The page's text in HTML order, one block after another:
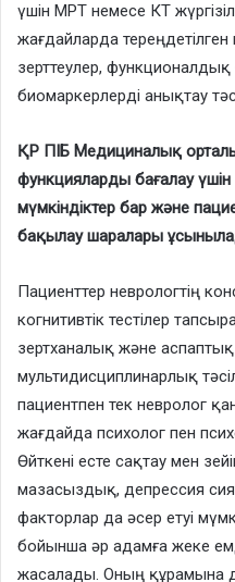
үшін МРТ немесе КТ
жағдайларда
зерттеулер, функционалдық
биомаркерлерді анықтау
ҚР ПІБ Медициналық
функцияларды бағалау
мүмкіндіктер бар және
бақылау шаралары
Пациенттер неврологтің
когнитивтік тестілер
зертханалық және аспаптық
мультидисциплинарлық
пациентпен тек невролог
жағдайда психолог пен
Өйткені есте сақтау мен
мазасыздық, депрессия
факторлар да әсер етуі
бойынша әр адамға жеке
жасалады. Оның құрамына